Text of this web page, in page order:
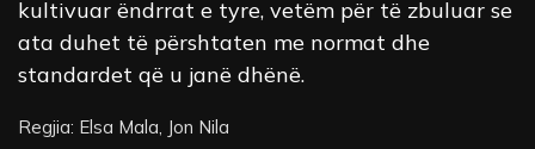
kultivuar ëndrrat e tyre, vetëm për të zbuluar se
ata duhet të përshtaten me normat dhe
standardet që u janë dhënë.
Regjia: Elsa Mala, Jon Nila